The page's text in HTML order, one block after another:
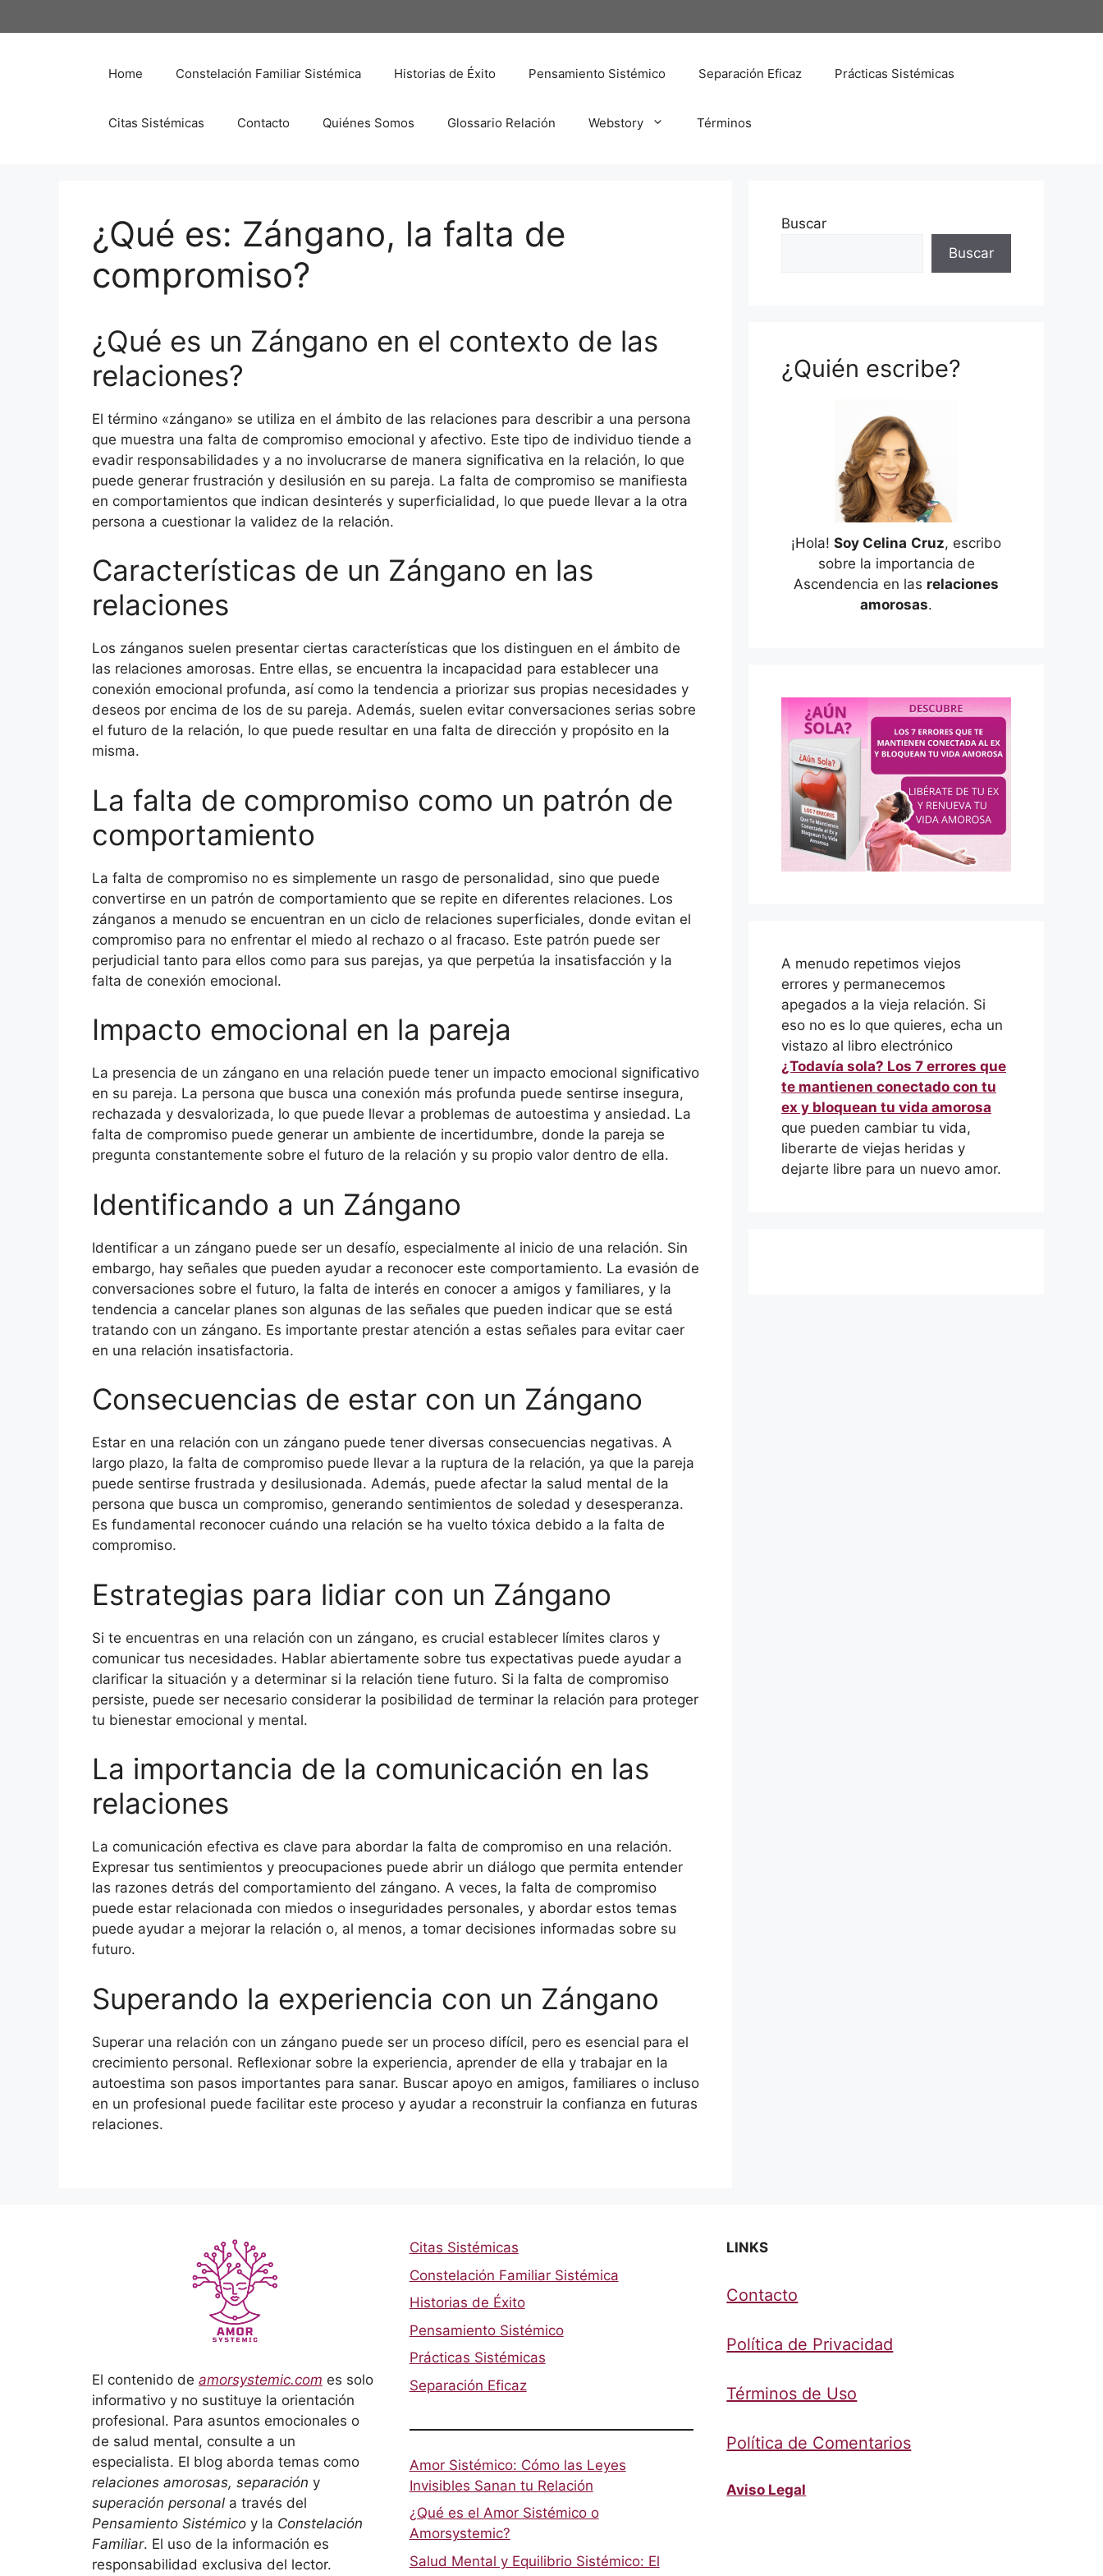
al
Home Constelación Familiar Sistémica Historias de Éxito Pensamiento Sistémico Separación Eficaz Prácticas Sistémicas
Citas Sistémicas Contacto Quiénes Somos Glossario Relación Webstory Términos
¿Qué es: Zángano, la falta de
compromiso?
¿Qué es un Zángano en el contexto de las
relaciones?
El término «zángano» se utiliza en el ámbito de las relaciones para describir a una persona
que muestra una falta de compromiso emocional y afectivo. Este tipo de individuo tiende a
evadir responsabilidades y a no involucrarse de manera significativa en la relación, lo que
puede generar frustración y desilusión en su pareja. La falta de compromiso se manifiesta
en comportamientos que indican desinterés y superficialidad, lo que puede llevar a la otra
persona a cuestionar la validez de la relación.
Características de un Zángano en las
relaciones
Los zánganos suelen presentar ciertas características que los distinguen en el ámbito de
las relaciones amorosas. Entre ellas, se encuentra la incapacidad para establecer una
conexión emocional profunda, así como la tendencia a priorizar sus propias necesidades y
deseos por encima de los de su pareja. Además, suelen evitar conversaciones serias sobre
el futuro de la relación, lo que puede resultar en una falta de dirección y propósito en la
misma.
La falta de compromiso como un patrón de
comportamiento
La falta de compromiso no es simplemente un rasgo de personalidad, sino que puede
convertirse en un patrón de comportamiento que se repite en diferentes relaciones. Los
zánganos a menudo se encuentran en un ciclo de relaciones superficiales, donde evitan el
compromiso para no enfrentar el miedo al rechazo o al fracaso. Este patrón puede ser
perjudicial tanto para ellos como para sus parejas, ya que perpetúa la insatisfacción y la
falta de conexión emocional.
Impacto emocional en la pareja
La presencia de un zángano en una relación puede tener un impacto emocional significativo
en su pareja. La persona que busca una conexión más profunda puede sentirse insegura,
rechazada y desvalorizada, lo que puede llevar a problemas de autoestima y ansiedad. La
falta de compromiso puede generar un ambiente de incertidumbre, donde la pareja se
pregunta constantemente sobre el futuro de la relación y su propio valor dentro de ella.
Identificando a un Zángano
Identificar a un zángano puede ser un desafío, especialmente al inicio de una relación. Sin
embargo, hay señales que pueden ayudar a reconocer este comportamiento. La evasión de
conversaciones sobre el futuro, la falta de interés en conocer a amigos y familiares, y la
tendencia a cancelar planes son algunas de las señales que pueden indicar que se está
tratando con un zángano. Es importante prestar atención a estas señales para evitar caer
en una relación insatisfactoria.
Consecuencias de estar con un Zángano
Estar en una relación con un zángano puede tener diversas consecuencias negativas. A
largo plazo, la falta de compromiso puede llevar a la ruptura de la relación, ya que la pareja
puede sentirse frustrada y desilusionada. Además, puede afectar la salud mental de la
persona que busca un compromiso, generando sentimientos de soledad y desesperanza.
Es fundamental reconocer cuándo una relación se ha vuelto tóxica debido a la falta de
compromiso.
Estrategias para lidiar con un Zángano
Si te encuentras en una relación con un zángano, es crucial establecer límites claros y
comunicar tus necesidades. Hablar abiertamente sobre tus expectativas puede ayudar a
clarificar la situación y a determinar si la relación tiene futuro. Si la falta de compromiso
persiste, puede ser necesario considerar la posibilidad de terminar la relación para proteger
tu bienestar emocional y mental.
La importancia de la comunicación en las
relaciones
La comunicación efectiva es clave para abordar la falta de compromiso en una relación.
Expresar tus sentimientos y preocupaciones puede abrir un diálogo que permita entender
las razones detrás del comportamiento del zángano. A veces, la falta de compromiso
puede estar relacionada con miedos o inseguridades personales, y abordar estos temas
puede ayudar a mejorar la relación o, al menos, a tomar decisiones informadas sobre su
futuro.
Superando la experiencia con un Zángano
Superar una relación con un zángano puede ser un proceso difícil, pero es esencial para el
crecimiento personal. Reflexionar sobre la experiencia, aprender de ella y trabajar en la
autoestima son pasos importantes para sanar. Buscar apoyo en amigos, familiares o incluso
en un profesional puede facilitar este proceso y ayudar a reconstruir la confianza en futuras
relaciones.
Buscar
Buscar
¿Quién escribe?
¡Hola! Soy Celina Cruz, escribo
sobre la importancia de
Ascendencia en las relaciones
amorosas.
A menudo repetimos viejos
errores y permanecemos
apegados a la vieja relación. Si
eso no es lo que quieres, echa un
vistazo al libro electrónico
¿Todavía sola? Los 7 errores que
te mantienen conectado con tu
ex y bloquean tu vida amorosa
que pueden cambiar tu vida,
liberarte de viejas heridas y
dejarte libre para un nuevo amor.
El contenido de amorsystemic.com es solo
informativo y no sustituye la orientación
profesional. Para asuntos emocionales o
de salud mental, consulte a un
especialista. El blog aborda temas como
relaciones amorosas, separación y
superación personal a través del
Pensamiento Sistémico y la Constelación
Familiar. El uso de la información es
responsabilidad exclusiva del lector.
Citas Sistémicas
Constelación Familiar Sistémica
Historias de Éxito
Pensamiento Sistémico
Prácticas Sistémicas
Separación Eficaz
Amor Sistémico: Cómo las Leyes
Invisibles Sanan tu Relación
¿Qué es el Amor Sistémico o
Amorsystemic?
Salud Mental y Equilibrio Sistémico: El
LINKS
Contacto
Política de Privacidad
Términos de Uso
Política de Comentarios
Aviso Legal